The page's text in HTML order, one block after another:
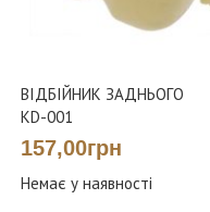
ВІДБІЙНИК ЗАДНЬОГО
KD-001
157,00грн
Немає у наявності